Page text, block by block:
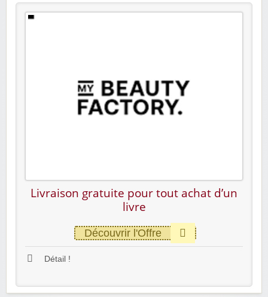
Livraison gratuite pour tout achat d’un
livre
Découvrir l'Offre
Détail !